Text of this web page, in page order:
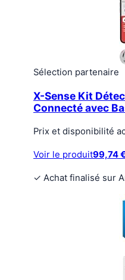
Sélection partenaire
X-Sense Kit
Connecté avec
Prix et disponibilité
Voir le produit99,74
✓ Achat finalisé sur